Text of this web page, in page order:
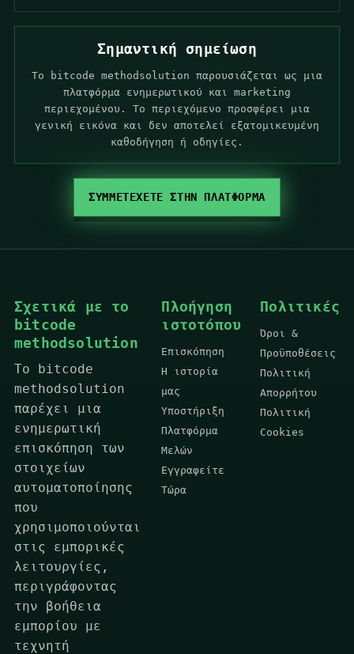
Σημαντική σημείωση
Το bitcode methodsolution παρουσιάζεται ως μια
πλατφόρμα ενημερωτικού και marketing
περιεχομένου. Το περιεχόμενο προσφέρει μια
γενική εικόνα και δεν αποτελεί εξατομικευμένη
καθοδήγηση ή οδηγίες.
ΣΥΜΜΕΤΕΧΕΤΕ ΣΤΗΝ ΠΛΑΤΦΟΡΜΑ
Σχετικά με το
bitcode
methodsolution
Το bitcode
methodsolution
παρέχει μια
ενημερωτική
επισκόπηση των
στοιχείων
αυτοματοποίησης
που
χρησιμοποιούνται
στις εμπορικές
λειτουργίες,
περιγράφοντας
την βοήθεια
εμπορίου με
τεχνητή
Πλοήγηση
ιστοτόπου
Επισκόπηση
Η ιστορία
μας
Υποστήριξη
Πλατφόρμα
Μελών
Εγγραφείτε
Τώρα
Πολιτικές
Όροι &
Προϋποθέσεις
Πολιτική
Απορρήτου
Πολιτική
Cookies